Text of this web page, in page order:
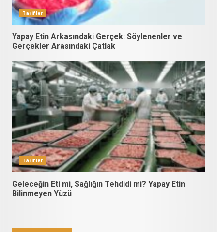
Tarifler
Yapay Etin Arkasındaki Gerçek: Söylenenler ve
Gerçekler Arasındaki Çatlak
Tarifler
Geleceğin Eti mi, Sağlığın Tehdidi mi? Yapay Etin
Bilinmeyen Yüzü